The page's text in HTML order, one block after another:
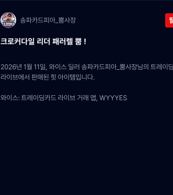
송파카드피아_뿜사장
크로커다일 리더 패러렐 뿜 !
2026년 1월 11일, 와이스 딜러 송파카드피아_뿜사장님의 트레이
라이브에서 판매된 힛 아이템입니다.
와이스: 트레이딩카드 라이브 거래 앱, WYYYES